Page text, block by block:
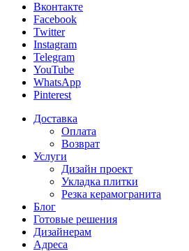
Вконтакте
Facebook
Twitter
Instagram
Telegram
YouTube
WhatsApp
Pinterest
Доставка
Оплата
Возврат
Услуги
Дизайн проект
Укладка плитки
Резка керамогранита
Блог
Готовые решения
Дизайнерам
Адреса